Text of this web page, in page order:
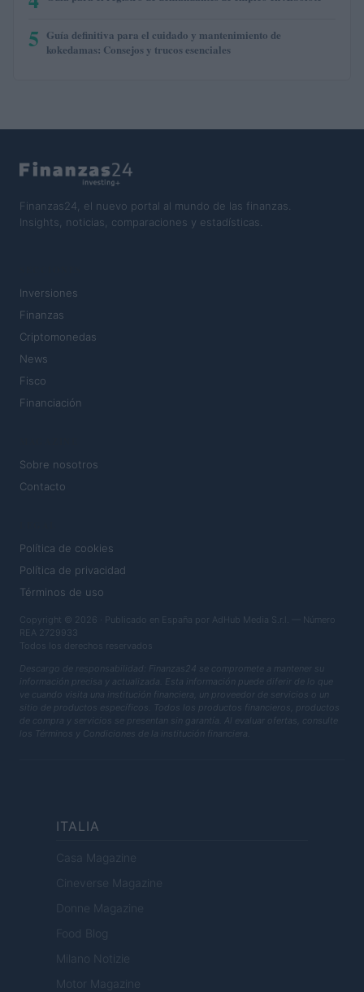
5 Guía definitiva para el cuidado y mantenimiento de
kokedamas: Consejos y trucos esenciales
Finanzas24, el nuevo portal al mundo de las finanzas.
Insights, noticias, comparaciones y estadísticas.
Inversiones
Finanzas
Criptomonedas
News
Fisco
Financiación
Sobre nosotros
Contacto
Política de cookies
Política de privacidad
Términos de uso
Copyright © 2026 · Publicado en España por AdHub Media S.r.l. — Número
REA 2729933
Todos los derechos reservados
Descargo de responsabilidad: Finanzas24 se compromete a mantener su
información precisa y actualizada. Esta información puede diferir de lo que
ve cuando visita una institución financiera, un proveedor de servicios o un
sitio de productos específicos. Todos los productos financieros, productos
de compra y servicios se presentan sin garantía. Al evaluar ofertas, consulte
los Términos y Condiciones de la institución financiera.
ITALIA
Casa Magazine
Cineverse Magazine
Donne Magazine
Food Blog
Milano Notizie
Motor Magazine